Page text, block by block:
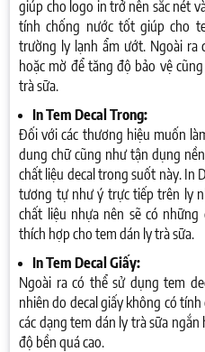
giúp cho logo in trở nên sắc nét
tính chống nước tốt giúp cho
trường ly lạnh ẩm ướt. Ngoài ra
hoặc mờ để tăng độ bảo vệ
trà sữa.
In Tem Decal Trong:
Đối với các thương hiệu muốn
dung chữ cũng như tận dụng
chất liệu decal trong suốt này. In
tương tự như ý trực tiếp trên ly
chất liệu nhựa nên sẽ có
thích hợp cho tem dán ly trà sữa.
In Tem Decal Giấy:
Ngoài ra có thể sử dụng tem
nhiên do decal giấy không có
các dạng tem dán ly trà sữa
độ bền quá cao.